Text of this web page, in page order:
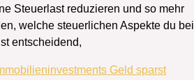
Steuerlast reduzieren und so mehr
welche steuerlichen Aspekte du bei
entscheidend,
Geld sparst